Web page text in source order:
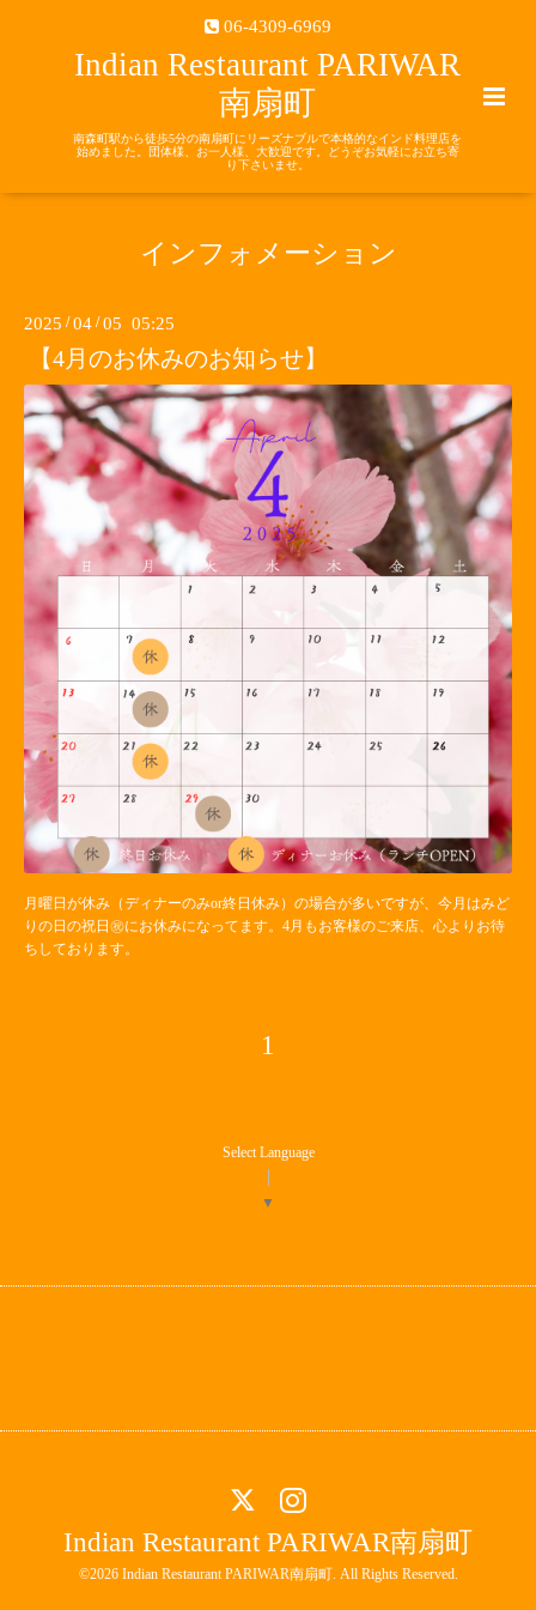
06-4309-6969
Indian Restaurant PARIWAR
南扇町
南森町駅から徒歩5分の南扇町にリーズナブルで本格的なインド料理店を
始めました。団体様、お一人様、大歓迎です。どうぞお気軽にお立ち寄
り下さいませ。
インフォメーション
2025 /04 /05 05:25
【4月のお休みのお知らせ】
月曜日が休み（ディナーのみor終日休み）の場合が多いですが、今月はみど
りの日の祝日㊗️にお休みになってます。4月もお客様のご来店、心よりお待
ちしております。
1
Select Language
▼
Indian Restaurant PARIWAR南扇町
©2026 Indian Restaurant PARIWAR南扇町. All Rights Reserved.